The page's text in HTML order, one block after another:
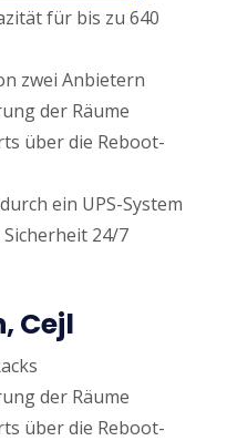
für bis zu 640
zwei Anbietern
der Räume
über die Reboot-
ein UPS-System
24/7
Cejl
der Räume
über die Reboot-